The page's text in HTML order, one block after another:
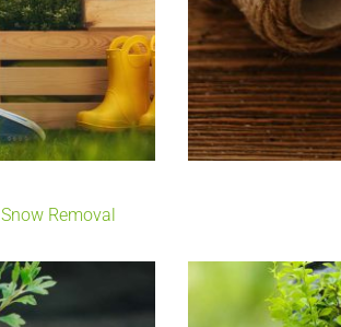
Snow Removal